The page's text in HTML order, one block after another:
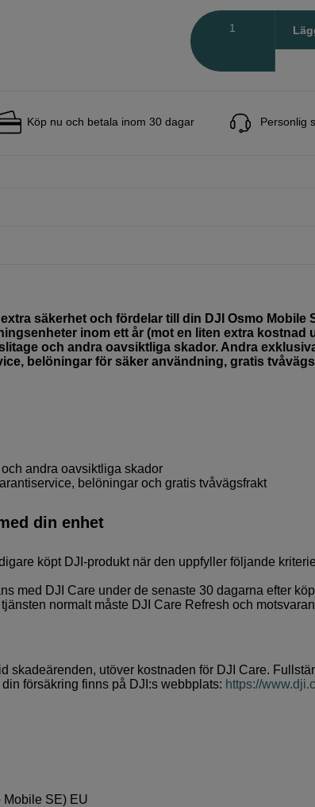
Köp nu och betala inom 30 dagar Personlig
säkerhet och fördelar till din DJI Osmo Mobile
inom ett år (mot en liten extra kostnad
och andra oavsiktliga skador. Andra
belöningar för säker användning, gratis
andra oavsiktliga skador
belöningar och gratis tvåvägsfrakt
din enhet
köpt DJI-produkt när den uppfyller följande
med DJI Care under de senaste 30 dagarna efter köp
normalt måste DJI Care Refresh och
skadeärenden, utöver kostnaden för DJI Care.
försäkring finns på DJI:s webbplats: https://
Mobile SE) EU